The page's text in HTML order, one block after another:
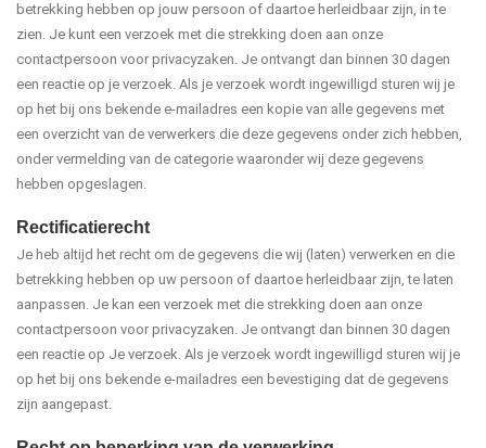
betrekking hebben op jouw persoon of daartoe herleidbaar zijn, in te
zien. Je kunt een verzoek met die strekking doen aan onze
contactpersoon voor privacyzaken. Je ontvangt dan binnen 30 dagen
een reactie op je verzoek. Als je verzoek wordt ingewilligd sturen wij je
op het bij ons bekende e-mailadres een kopie van alle gegevens met
een overzicht van de verwerkers die deze gegevens onder zich hebben,
onder vermelding van de categorie waaronder wij deze gegevens
hebben opgeslagen.
Rectificatierecht
Je heb altijd het recht om de gegevens die wij (laten) verwerken en die
betrekking hebben op uw persoon of daartoe herleidbaar zijn, te laten
aanpassen. Je kan een verzoek met die strekking doen aan onze
contactpersoon voor privacyzaken. Je ontvangt dan binnen 30 dagen
een reactie op Je verzoek. Als je verzoek wordt ingewilligd sturen wij je
op het bij ons bekende e-mailadres een bevestiging dat de gegevens
zijn aangepast.